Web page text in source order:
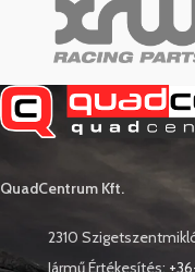
QuadCentrum Kft.
2310
Jármű Értékesítés: